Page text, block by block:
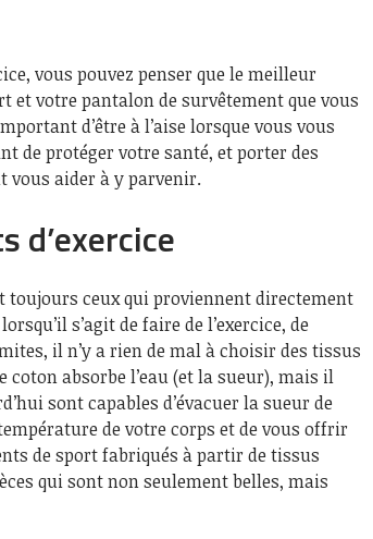
vous pouvez penser que le meilleur
et votre pantalon de survêtement que vous
d’être à l’aise lorsque vous vous
de protéger votre santé, et porter des
vous aider à y parvenir.
d’exercice
ceux qui proviennent directement
s’agit de faire de l’exercice, de
il n’y a rien de mal à choisir des tissus
absorbe l’eau (et la sueur), mais il
sont capables d’évacuer la sueur de
de votre corps et de vous offrir
de sport fabriqués à partir de tissus
qui sont non seulement belles, mais